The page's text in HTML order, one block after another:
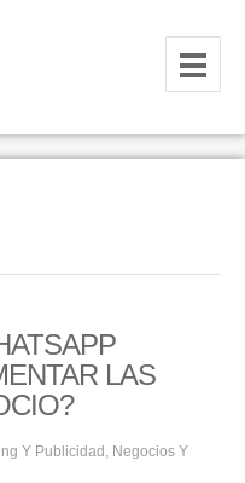
LAS
Y Publicidad , Negocios Y